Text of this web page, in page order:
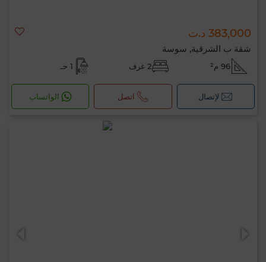
383,000 د.ت
شقة ب الشرقية, سوسة
96 م² 2 غرف 1 حـ
لإتصال اتصل الواتساب